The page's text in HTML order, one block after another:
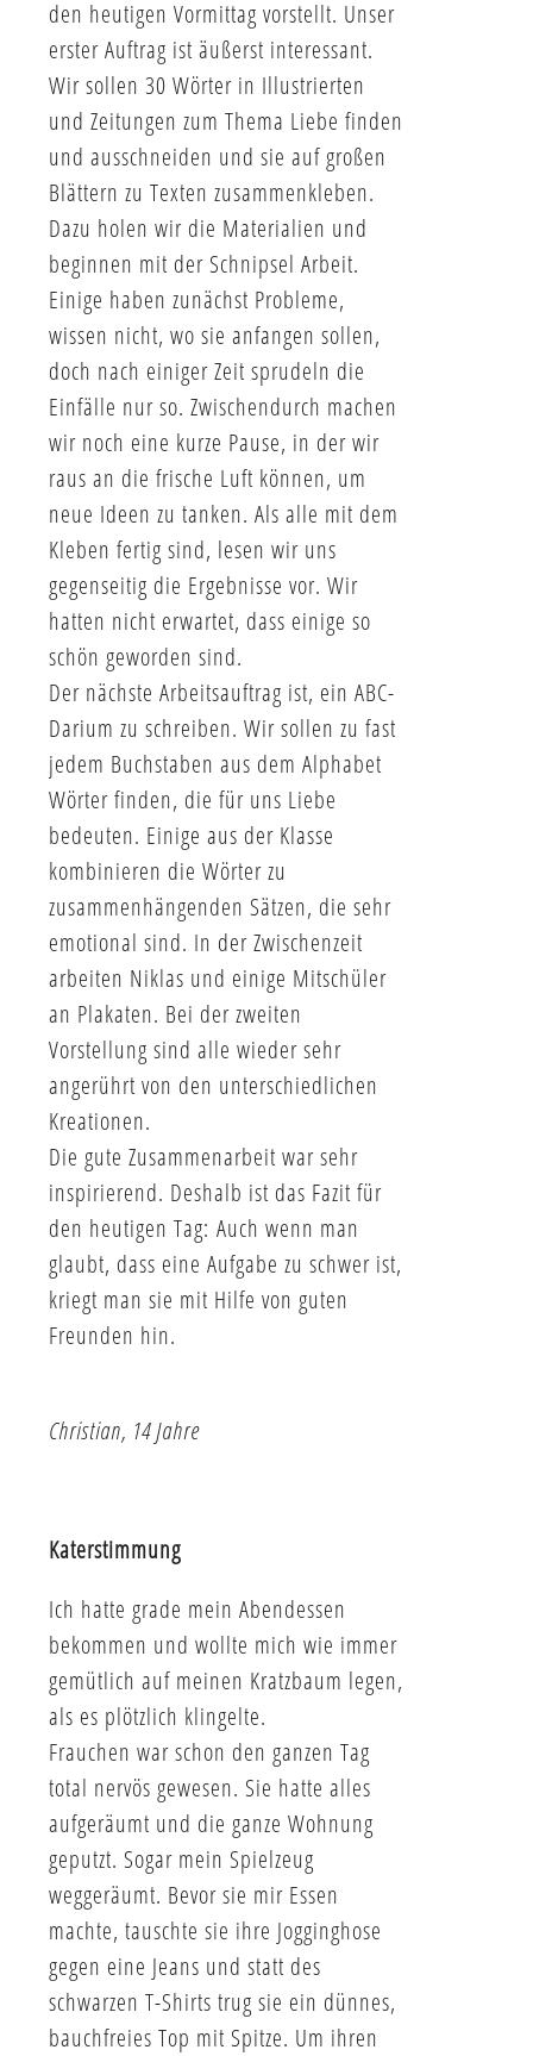
den heutigen Vormittag vorstellt. Unser
erster Auftrag ist äußerst interessant.
Wir sollen 30 Wörter in Illustrierten
und Zeitungen zum Thema Liebe finden
und ausschneiden und sie auf großen
Blättern zu Texten zusammenkleben.
Dazu holen wir die Materialien und
beginnen mit der Schnipsel Arbeit.
Einige haben zunächst Probleme,
wissen nicht, wo sie anfangen sollen,
doch nach einiger Zeit sprudeln die
Einfälle nur so. Zwischendurch machen
wir noch eine kurze Pause, in der wir
raus an die frische Luft können, um
neue Ideen zu tanken. Als alle mit dem
Kleben fertig sind, lesen wir uns
gegenseitig die Ergebnisse vor. Wir
hatten nicht erwartet, dass einige so
schön geworden sind.
Der nächste Arbeitsauftrag ist, ein ABC-
Darium zu schreiben. Wir sollen zu fast
jedem Buchstaben aus dem Alphabet
Wörter finden, die für uns Liebe
bedeuten. Einige aus der Klasse
kombinieren die Wörter zu
zusammenhängenden Sätzen, die sehr
emotional sind. In der Zwischenzeit
arbeiten Niklas und einige Mitschüler
an Plakaten. Bei der zweiten
Vorstellung sind alle wieder sehr
angerührt von den unterschiedlichen
Kreationen.
Die gute Zusammenarbeit war sehr
inspirierend. Deshalb ist das Fazit für
den heutigen Tag: Auch wenn man
glaubt, dass eine Aufgabe zu schwer ist,
kriegt man sie mit Hilfe von guten
Freunden hin.
Christian, 14 Jahre
Katerstimmung
Ich hatte grade mein Abendessen
bekommen und wollte mich wie immer
gemütlich auf meinen Kratzbaum legen,
als es plötzlich klingelte.
Frauchen war schon den ganzen Tag
total nervös gewesen. Sie hatte alles
aufgeräumt und die ganze Wohnung
geputzt. Sogar mein Spielzeug
weggeräumt. Bevor sie mir Essen
machte, tauschte sie ihre Jogginghose
gegen eine Jeans und statt des
schwarzen T-Shirts trug sie ein dünnes,
bauchfreies Top mit Spitze. Um ihren